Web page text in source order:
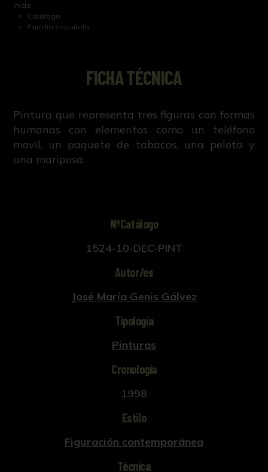
Inicio
Catálogo
Familia española
FICHA TÉCNICA
Pintura que representa tres figuras con formas
humanas con elementos como un teléfono
movil, un paquete de tabacos, una pelota y
una mariposa.
NºCatálogo
1524-10-DEC-PINT
Autor/es
José María Genis Gálvez
Tipología
Pinturas
Cronología
1998
Estilo
Figuración contemporánea
Técnica